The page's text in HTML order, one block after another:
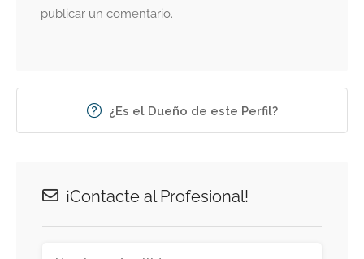
publicar un comentario.
¿Es el Dueño de este Perfil?
¡Contacte al Profesional!